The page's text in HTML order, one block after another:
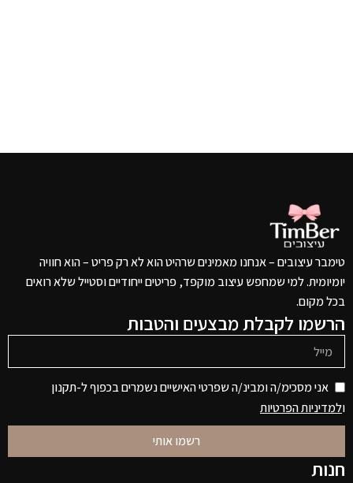
טימבר עיצובים – אנחנו מאמינים שרהיט הוא לא רק פריט – הוא חוויה
יומיומית. למי שמחפש עיצוב מוקפד, פריטים ייחודיים וסטייל שלא רואים
בכל מקום.
הרשמו לקבלת מבצעים והטבות
אני מסכימ/ה ומבינ/ה שפרטי האישיים נשמרים בכפוף ל-תקנון
ולמדיניות הפרטיות
רשמו אותי
חנות